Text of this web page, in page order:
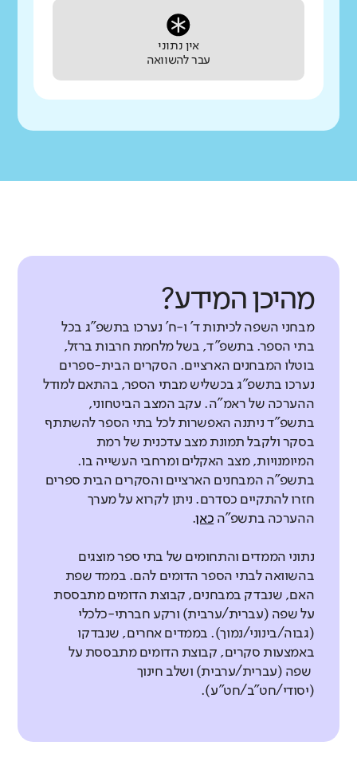
אין נתוני
עבר להשוואה
מהיכן המידע?
מבחני השפה לכיתות ד' ו-ח' נערכו בתשפ"ג בכל
בתי הספר. בתשפ"ד, בשל מלחמת חרבות ברזל,
בוטלו המבחנים הארציים. הסקרים הבית-ספרים
נערכו בתשפ"ג בכשליש מבתי הספר, בהתאם למודל
ההערכה של ראמ"ה. עקב המצב הביטחוני,
בתשפ"ד ניתנה האפשרות לכל בתי הספר להשתתף
בסקר ולקבל תמונת מצב עדכנית של רמת
המיומנויות, מצב האקלים ומרחבי העשייה בו.
בתשפ"ה המבחנים הארציים והסקרים הבית ספרים
חזרו להתקיים כסדרם. ניתן לקרוא על מערך
ההערכה בתשפ"ה כאן.
נתוני הממדים והתחומים של בתי ספר מוצגים
בהשוואה לבתי הספר הדומים להם. בממד שפת
האם, שנבדק במבחנים, קבוצת הדומים מתבססת
על שפה (עברית/ערבית) ורקע חברתי-כלכלי
(גבוה/בינוני/נמוך). בממדים אחרים, שנבדקו
באמצעות סקרים, קבוצת הדומים מתבססת על
שפה (עברית/ערבית) ושלב חינוך
(יסודי/חט"ב/חט"ע).